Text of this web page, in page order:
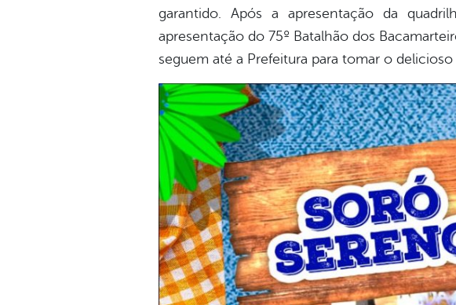
garantido. Após a apresentação da
apresentação do 75º Batalhão dos
seguem até a Prefeitura para tomar o